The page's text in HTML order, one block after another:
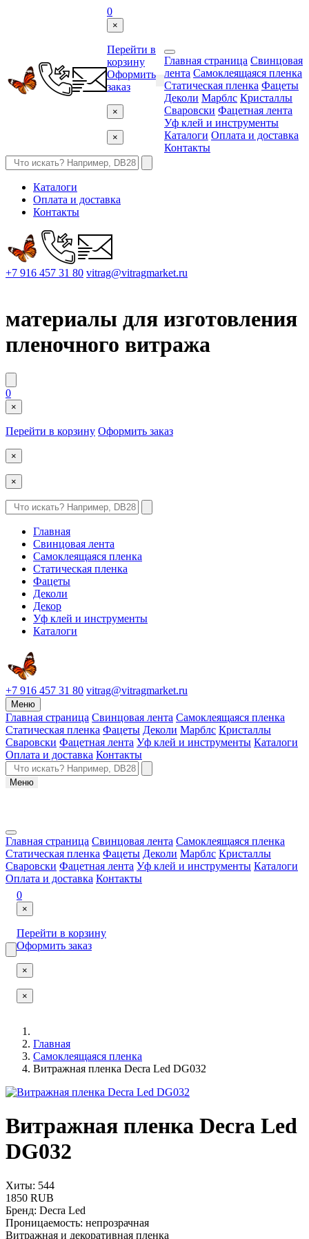
0
×
Перейти в
корзину
Оформить
заказ
×
×
Главная страница Свинцовая
лента Самоклеящаяся пленка
Статическая пленка Фацеты
Деколи Марблс Кристаллы
Сваровски Фацетная лента
Уф клей и инструменты
Каталоги Оплата и доставка
Контакты
Каталоги
Оплата и доставка
Контакты
+7 916 457 31 80 vitrag@vitragmarket.ru
материалы для изготовления
пленочного витража
0
×
Перейти в корзину Оформить заказ
×
×
Главная
Свинцовая лента
Самоклеящаяся пленка
Статическая пленка
Фацеты
Деколи
Декор
Уф клей и инструменты
Каталоги
+7 916 457 31 80 vitrag@vitragmarket.ru
Меню
Главная страница Свинцовая лента Самоклеящаяся пленка
Статическая пленка Фацеты Деколи Марблс Кристаллы
Сваровски Фацетная лента Уф клей и инструменты Каталоги
Оплата и доставка Контакты
Меню
Главная страница Свинцовая лента Самоклеящаяся пленка
Статическая пленка Фацеты Деколи Марблс Кристаллы
Сваровски Фацетная лента Уф клей и инструменты Каталоги
Оплата и доставка Контакты
0
×
Перейти в корзину
Оформить заказ
×
×
Главная
Самоклеящаяся пленка
Витражная пленка Decra Led DG032
Витражная пленка Decra Led
DG032
Хиты: 544
1850 RUB
Бренд: Decra Led
Проницаемость: непрозрачная
Витражная и декоративная пленка